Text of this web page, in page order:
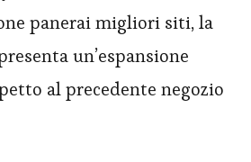
edizione
New
York
panerai migliori siti, la
un’espansione
al precedente negozio